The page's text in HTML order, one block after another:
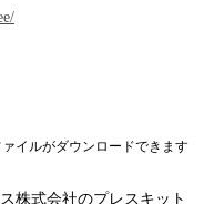
イルがダウンロードできます
株式会社のプレスキット